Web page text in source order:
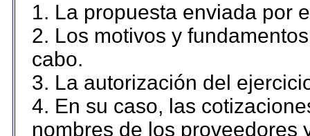
1. La propuesta enviada por
2. Los motivos y
cabo.
3. La autorización del
4. En su caso, las
nombres de los proveedores